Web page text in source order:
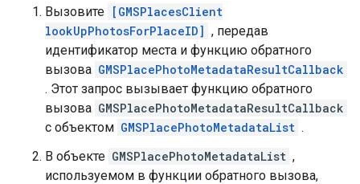
Вызовите [GMSPlacesClient
lookUpPhotosForPlaceID] , передав
идентификатор места и функцию обратного
вызова GMSPlacePhotoMetadataResultCallback
. Этот запрос вызывает функцию обратного
вызова GMSPlacePhotoMetadataResultCallback
с объектом GMSPlacePhotoMetadataList .
В объекте GMSPlacePhotoMetadataList ,
используемом в функции обратного вызова,